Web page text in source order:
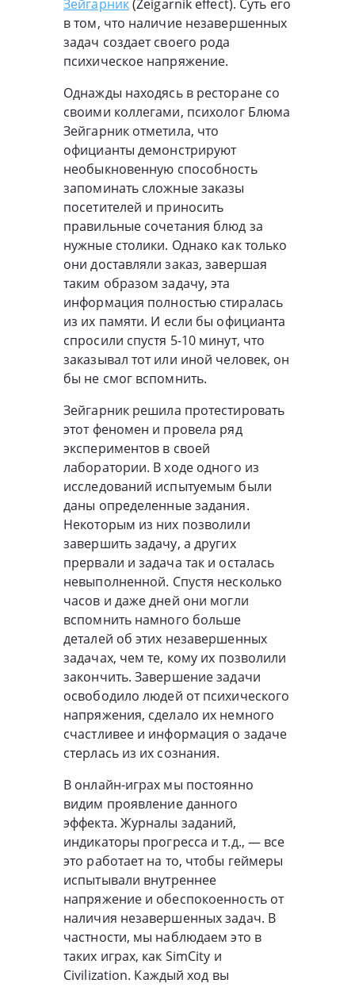
Зейгарник(Zeigarnik effect). Суть его
в том, что наличие незавершенных
задач создает своего рода
психическое напряжение.
Однажды находясь в ресторане со
своими коллегами, психолог Блюма
Зейгарник отметила, что
официанты демонстрируют
необыкновенную способность
запоминать сложные заказы
посетителей и приносить
правильные сочетания блюд за
нужные столики. Однако как только
они доставляли заказ, завершая
таким образом задачу, эта
информация полностью стиралась
из их памяти. И если бы официанта
спросили спустя 5-10 минут, что
заказывал тот или иной человек, он
бы не смог вспомнить.
Зейгарник решила протестировать
этот феномен и провела ряд
экспериментов в своей
лаборатории. В ходе одного из
исследований испытуемым были
даны определенные задания.
Некоторым из них позволили
завершить задачу, а других
прервали и задача так и осталась
невыполненной. Спустя несколько
часов и даже дней они могли
вспомнить намного больше
деталей об этих незавершенных
задачах, чем те, кому их позволили
закончить. Завершение задачи
освободило людей от психического
напряжения, сделало их немного
счастливее и информация о задаче
стерлась из их сознания.
В онлайн-играх мы постоянно
видим проявление данного
эффекта. Журналы заданий,
индикаторы прогресса и т.д., — все
это работает на то, чтобы геймеры
испытывали внутреннее
напряжение и обеспокоенность от
наличия незавершенных задач. В
частности, мы наблюдаем это в
таких играх, как SimCity и
Civilization. Каждый ход вы